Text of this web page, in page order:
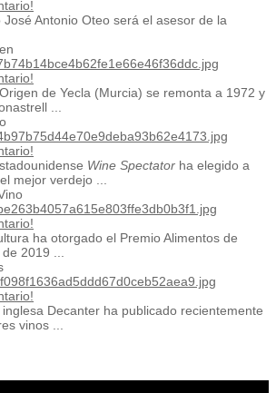
Antonio Oteo será el asesor de la
de Yecla (Murcia) se remonta a 1972 y
...
Wine Spectator ha elegido a
mejor verdejo ...
ha otorgado el Premio Alimentos de
2019 ...
Decanter ha publicado recientemente
vinos ...